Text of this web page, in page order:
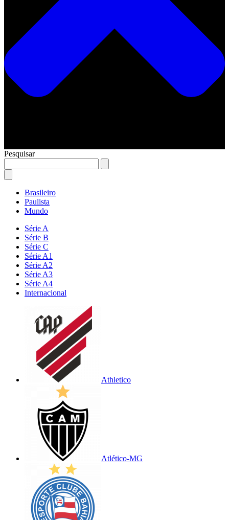
Pesquisar
Brasileiro
Paulista
Mundo
Série A
Série B
Série C
Série A1
Série A2
Série A3
Série A4
Internacional
Athletico
Atlético-MG